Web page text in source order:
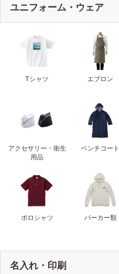
ユニフォーム・ウェア
Tシャツ エプロン
アクセサリー・衛生
用品
ベンチコート
ポロシャツ パーカー類
名入れ・印刷